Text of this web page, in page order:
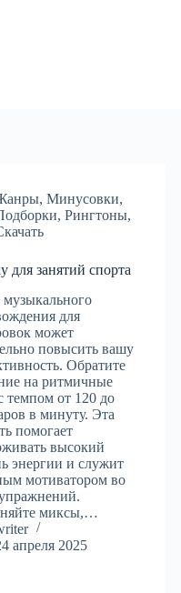
,Минусовки,
,Рингтоны,
для занятий спорта
для
может
повысить вашу
Обратите
на ритмичные
темпом от 120 до
в минуту. Эта
помогает
высокий
энергии и служит
мотиватором во
миксы,…
апреля 2025